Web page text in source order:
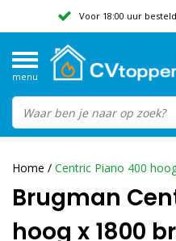
Voor 18:00 uur
menu
Home / Centric Piano 400
Brugman
hoog x 1800